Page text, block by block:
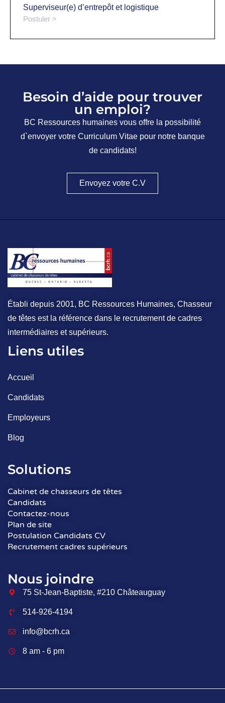
Superviseur(e) d’entrepôt et logistique
Postuler >
Besoin d’aide pour trouver
un emploi?
BC Ressources humaines vous offre la possibilité
d`envoyer votre Curriculum Vitae pour notre banque
de candidats!
Envoyez votre C.V
Établi depuis 2001, BC Ressources Humaines, Chasseur
de têtes est la référence dans le recrutement de cadres
intermédiaires et supérieurs.
Liens utiles
Accueil
Candidats
Employeurs
Blog
Solutions
Cabinet de chasseurs de têtes
Candidats
Contactez-nous
Plan de site
Postulation Candidats CV
Recrutement cadres supérieurs
Nous joindre
75 St-Jean-Baptiste, #210 Châteauguay
514-926-4194
info@bcrh.ca
8 am - 6 pm